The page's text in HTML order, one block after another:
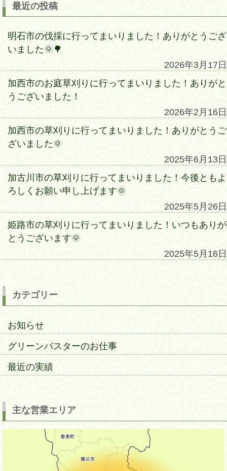
最近の投稿
明石市の伐採に行ってまいりました！ありがとうござ
いました🌞🌳
2026年3月17日
加西市のお庭草刈りに行ってまいりました！ありがと
うございました！
2026年2月16日
加西市の草刈りに行ってまいりました！ありがとうご
ざいました🌞
2025年6月13日
加古川市の草刈りに行ってまいりました！今後ともよ
ろしくお願い申し上げます🌞
2025年5月26日
姫路市の草刈りに行ってまいりました！いつもありが
とうございます🌞
2025年5月16日
カテゴリー
お知らせ
グリーンバスターのお仕事
最近の実績
主な営業エリア